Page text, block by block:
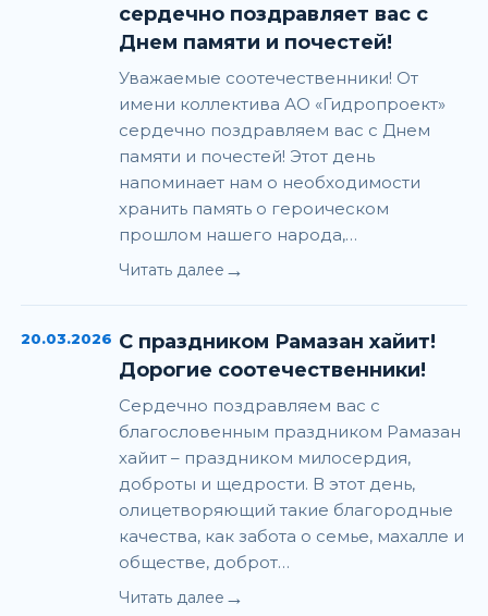
сердечно поздравляет вас с
Днем памяти и почестей!
Уважаемые соотечественники! От
имени коллектива АО «Гидропроект»
сердечно поздравляем вас с Днем
памяти и почестей! Этот день
напоминает нам о необходимости
хранить память о героическом
прошлом нашего народа,…
Читать далее →
20.03.2026 С праздником Рамазан хайит!
Дорогие соотечественники!
Сердечно поздравляем вас с
благословенным праздником Рамазан
хайит – праздником милосердия,
доброты и щедрости. В этот день,
олицетворяющий такие благородные
качества, как забота о семье, махалле и
обществе, доброт…
Читать далее →